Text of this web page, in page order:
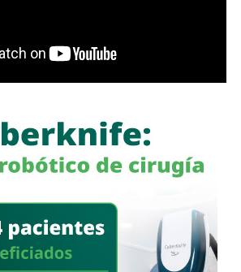
al huachicol
callejón peatonal, mientras que el
como zona exclusiva para
exhorta a las y los asistentes a
sus traslados
, respetar la
del personal de Policía